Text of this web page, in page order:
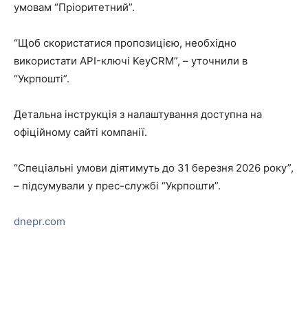
умовам “Пріоритетний”.
“Щоб скористатися пропозицією, необхідно
використати API-ключі KeyCRM”, – уточнили в
“Укрпошті”.
Детальна інструкція з налаштування доступна на
офіційному сайті компанії.
“Спеціальні умови діятимуть до 31 березня 2026 року”,
– підсумували у прес-службі “Укрпошти”.
dnepr.com